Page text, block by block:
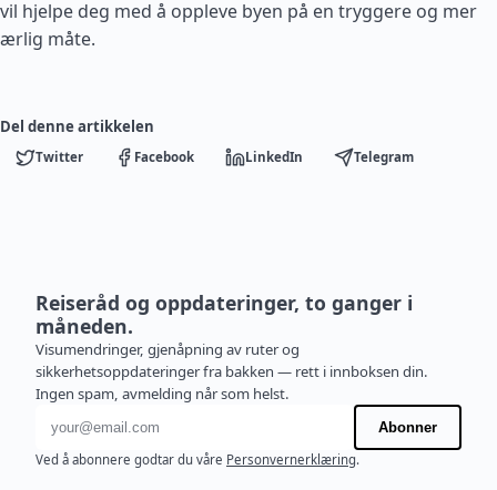
vil hjelpe deg med å oppleve byen på en tryggere og mer
ærlig måte.
Del denne artikkelen
Twitter Facebook LinkedIn Telegram
Reiseråd og oppdateringer, to ganger i
måneden.
Visumendringer, gjenåpning av ruter og
sikkerhetsoppdateringer fra bakken — rett i innboksen din.
Ingen spam, avmelding når som helst.
E-postadresse
Abonner
Ved å abonnere godtar du våre Personvernerklæring.